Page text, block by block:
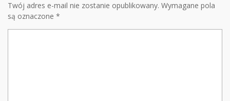
Twój adres e-mail nie zostanie opublikowany. Wymagane pola
są oznaczone *